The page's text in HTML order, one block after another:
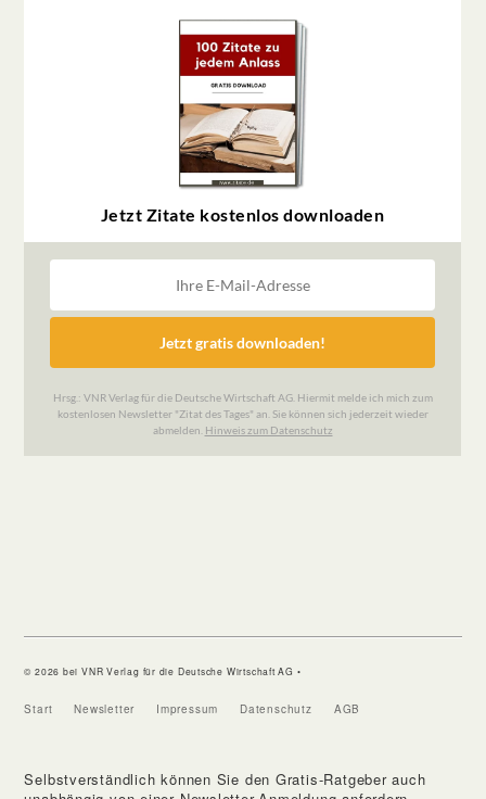
© 2026 bei VNR Verlag für die Deutsche Wirtschaft AG •
Start Newsletter Impressum Datenschutz AGB
Selbstverständlich können Sie den Gratis-Ratgeber auch